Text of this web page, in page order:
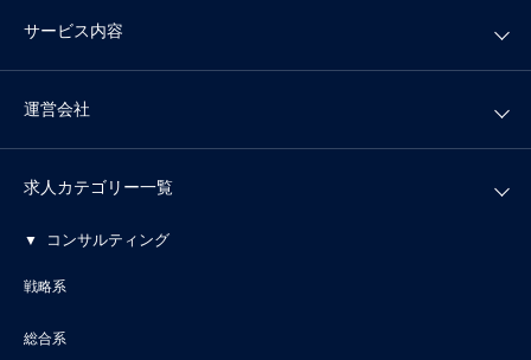
サービス内容
運営会社
求人カテゴリー一覧
コンサルティング
戦略系
総合系